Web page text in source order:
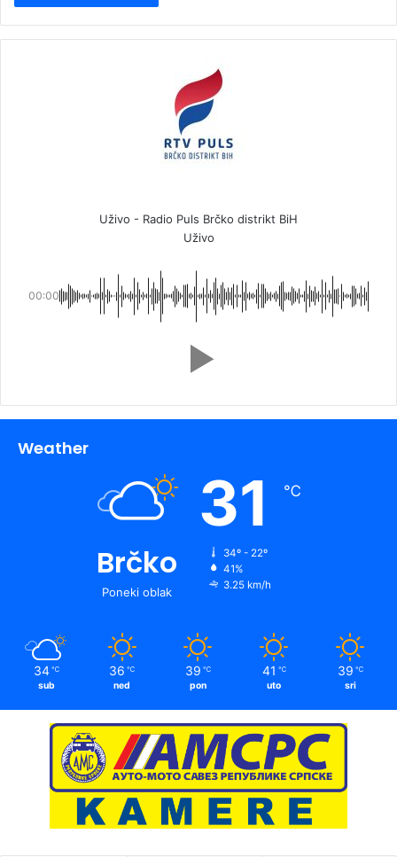
Uživo - Radio Puls Brčko distrikt BiH
Uživo
00:00
Weather
Brčko
Poneki oblak
31 ℃
34º - 22º
41%
3.25 km/h
34 ℃
sub
36 ℃
ned
39 ℃
pon
41 ℃
uto
39 ℃
sri